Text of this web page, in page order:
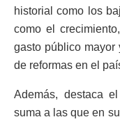
historial como los
como el
gasto público mayor
de reformas en el
Además, destaca
suma a las que en